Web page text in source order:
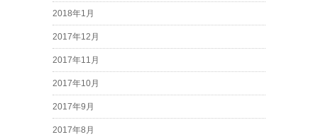
2018年1月
2017年12月
2017年11月
2017年10月
2017年9月
2017年8月